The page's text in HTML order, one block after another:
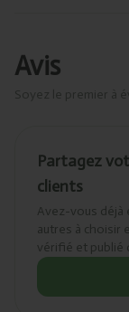
Avis
Partagez
clients
Avez-vous déjà
autres à choisir
vérifié et publié